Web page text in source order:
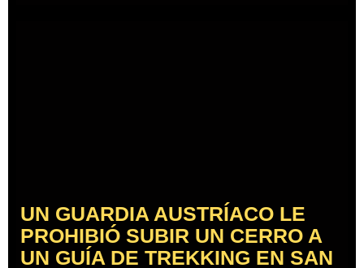
UN GUARDIA AUSTRÍACO LE
PROHIBIÓ SUBIR UN CERRO A
UN GUÍA DE TREKKING EN SAN